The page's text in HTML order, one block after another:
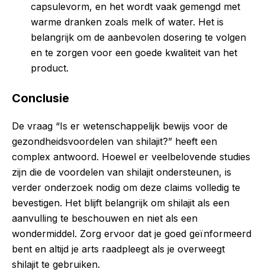
capsulevorm, en het wordt vaak gemengd met
warme dranken zoals melk of water. Het is
belangrijk om de aanbevolen dosering te volgen
en te zorgen voor een goede kwaliteit van het
product.
Conclusie
De vraag “Is er wetenschappelijk bewijs voor de
gezondheidsvoordelen van shilajit?” heeft een
complex antwoord. Hoewel er veelbelovende studies
zijn die de voordelen van shilajit ondersteunen, is
verder onderzoek nodig om deze claims volledig te
bevestigen. Het blijft belangrijk om shilajit als een
aanvulling te beschouwen en niet als een
wondermiddel. Zorg ervoor dat je goed geïnformeerd
bent en altijd je arts raadpleegt als je overweegt
shilajit te gebruiken.